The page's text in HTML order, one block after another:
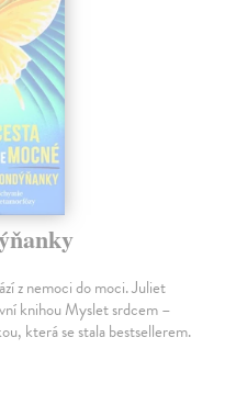
z nemoci do moci. Juliet
knihou Myslet srdcem –
která se stala bestsellerem.